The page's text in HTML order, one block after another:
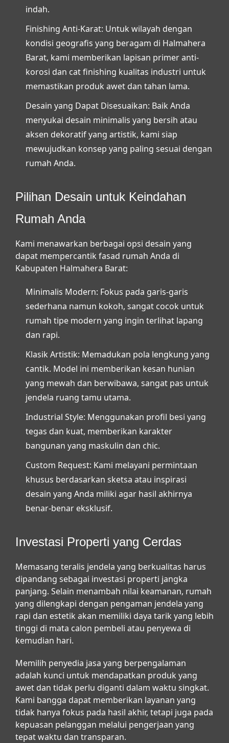
indah.
Finishing Anti-Karat: Untuk wilayah dengan
kondisi geografis yang beragam di Halmahera
Barat, kami memberikan lapisan primer anti-
korosi dan catfinishing kualitas industri untuk
memastikan produk awet dan tahan lama.
Desain yang Dapat Disesuaikan: Baik Anda
menyukai desain minimalis yang bersih atau
aksen dekoratif yang artistik, kami siap
mewujudkan konsep yang paling sesuai dengan
rumah Anda.
Pilihan Desain untuk Keindahan
Rumah Anda
Kami menawarkan berbagai opsi desain yang
dapat mempercantik fasad rumah Anda di
Kabupaten Halmahera Barat:
Minimalis Modern: Fokus pada garis-garis
sederhana namun kokoh, sangat cocok untuk
rumah tipe modern yang ingin terlihat lapang
dan rapi.
Klasik Artistik: Memadukan pola lengkung yang
cantik. Model ini memberikan kesan hunian
yang mewah dan berwibawa, sangat pas untuk
jendela ruang tamu utama.
Industrial Style: Menggunakan profil besi yang
tegas dan kuat, memberikan karakter
bangunan yang maskulin dan chic.
Custom Request: Kami melayani permintaan
khusus berdasarkan sketsa atau inspirasi
desain yang Anda miliki agar hasil akhirnya
benar-benar eksklusif.
Investasi Properti yang Cerdas
Memasang teralis jendela yang berkualitas harus
dipandang sebagai investasi properti jangka
panjang. Selain menambah nilai keamanan, rumah
yang dilengkapi dengan pengaman jendela yang
rapi dan estetik akan memiliki daya tarik yang lebih
tinggi di mata calon pembeli atau penyewa di
kemudian hari.
Memilih penyedia jasa yang berpengalaman
adalah kunci untuk mendapatkan produk yang
awet dan tidak perlu diganti dalam waktu singkat.
Kami bangga dapat memberikan layanan yang
tidak hanya fokus pada hasil akhir, tetapi juga pada
kepuasan pelanggan melalui pengerjaan yang
tepat waktu dan transparan.